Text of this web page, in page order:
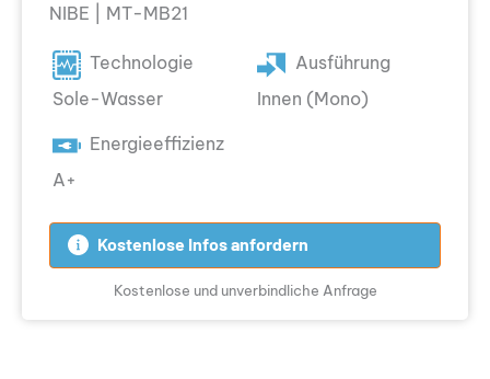
NIBE | MT-MB21
Technologie
Sole-Wasser
Ausführung
Innen (Mono)
Energieeffizienz
A+
Kostenlose Infos anfordern
Kostenlose und unverbindliche Anfrage